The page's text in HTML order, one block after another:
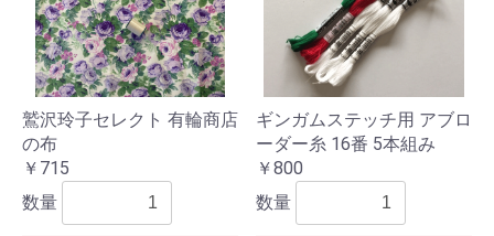
鷲沢玲子セレクト 有輪商店
の布
￥715
数量
ギンガムステッチ用 アブロ
ーダー糸 16番 5本組み
￥800
数量